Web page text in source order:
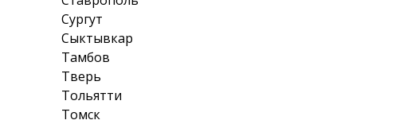
Сургут
Сыктывкар
Тамбов
Тверь
Тольятти
Томск